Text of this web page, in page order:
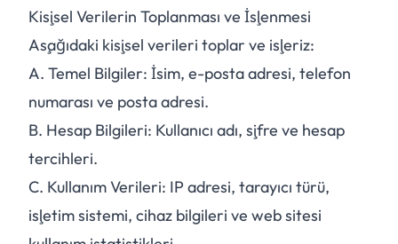
Kişisel Verilerin Toplanması ve İşlenmesi
Aşağıdaki kişisel verileri toplar ve işleriz:
A. Temel Bilgiler: İsim, e-posta adresi, telefon
numarası ve posta adresi.
B. Hesap Bilgileri: Kullanıcı adı, şifre ve hesap
tercihleri.
C. Kullanım Verileri: IP adresi, tarayıcı türü,
işletim sistemi, cihaz bilgileri ve web sitesi